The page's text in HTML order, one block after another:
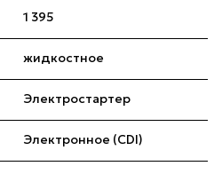
1 395
жидкостное
Электростартер
Электронное (CDI)